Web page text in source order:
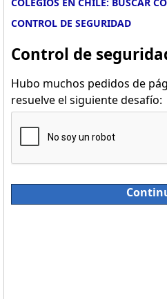
CONTROL DE SEGURIDAD
Control de
Hubo muchos pedidos de
resuelve el siguiente desafío: